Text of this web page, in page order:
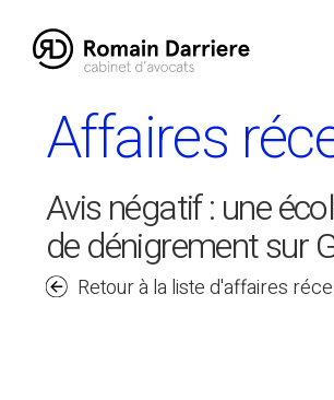
content
Affaires
Avis négatif : une
de dénigrement sur
Retour à la liste d'affaires